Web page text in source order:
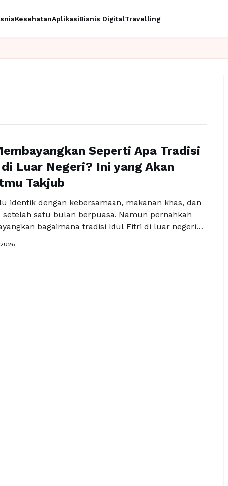
KesehatanAplikasiBisnis DigitalTravelling
Seperti Apa Tradisi
Luar Negeri? Ini yang Akan
Takjub
identik dengan kebersamaan, makanan khas, dan
setelah satu bulan berpuasa. Namun pernahkah
bagaimana tradisi Idul Fitri di luar negeri
memiliki warna budaya yang benar benar